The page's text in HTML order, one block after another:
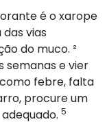
é o xarope
vias
do muco. ²
semanas e vier
febre, falta
procure um
5